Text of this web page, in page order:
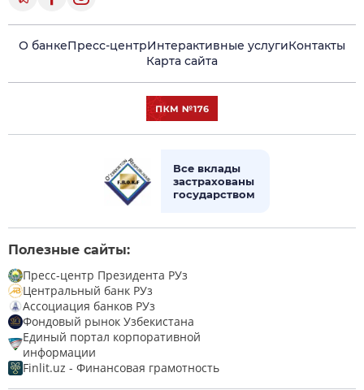
О банкеПресс-центрИнтерактивные услугиКонтакты
Карта сайта
Все вклады
застрахованы
государством
Полезные сайты:
Пресс-центр Президента РУз
Центральный банк РУз
Ассоциация банков РУз
Фондовый рынок Узбекистана
Единый портал корпоративной
информации
Finlit.uz - Финансовая грамотность